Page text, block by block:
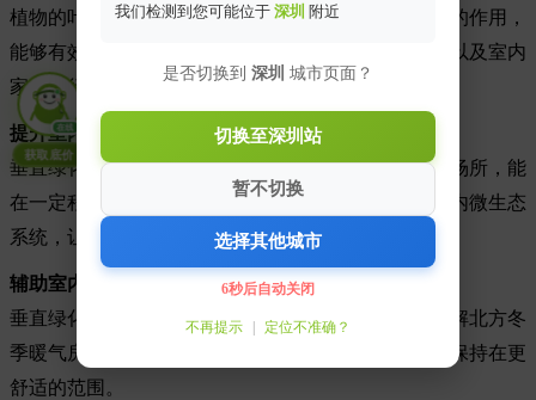
植物的叶片和枝干可以对声波起到反射、吸收和散射的作用，
能够有效降低室内来自室外的交通噪音、邻里噪音，以及室内
家电运行的噪音，为人们营造更安静的居家环境。
提升室内生物多样性
垂直绿化为小型昆虫、微生物等提供了栖息和觅食的场所，能
在一定程度上丰富室内的生物种类，构建更完整的室内微生态
系统，让居家环境更具生机。
辅助室内湿度调节
垂直绿化可以截留空气中的水分，增加空气湿度，缓解北方冬
季暖气房干燥、南方梅雨季潮湿等问题，让室内湿度保持在更
舒适的范围。
在线
获取底价
我们检测到您可能位于 深圳 附近
是否切换到 深圳 城市页面？
切换至深圳站
暂不切换
选择其他城市
6秒后自动关闭
不再提示 | 定位不准确？